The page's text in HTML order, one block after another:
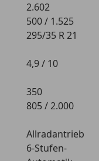
2.602
500 / 1.525
295/35 R 21
4,9 / 10
350
805 / 2.000
Allradantrieb
6-Stufen-